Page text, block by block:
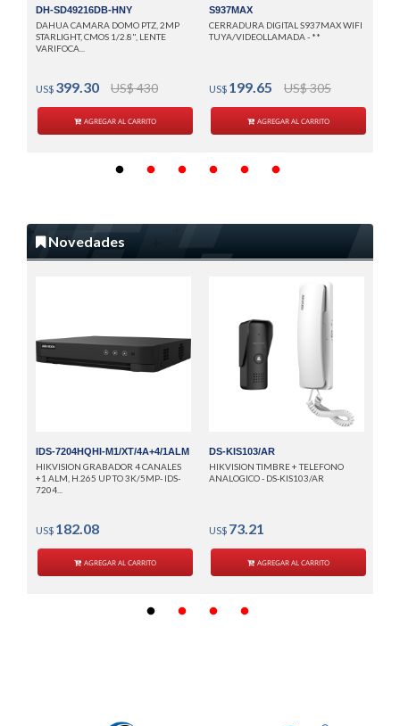
DH-SD49216DB-HNY
DAHUA CAMARA DOMO PTZ, 2MP
STARLIGHT, CMOS 1/2.8", LENTE
VARIFOCA...
US$ 399.30 US$ 430
AGREGAR AL CARRITO
S937MAX
CERRADURA DIGITAL S937MAX WIFI
TUYA/VIDEOLLAMADA - **
US$ 199.65 US$ 305
AGREGAR AL CARRITO
Novedades
IDS-7204HQHI-M1/XT/4A+4/1ALM
HIKVISION GRABADOR 4 CANALES
+1 ALM, H.265 UP TO 3K/5MP- IDS-
7204...
US$ 182.08
AGREGAR AL CARRITO
DS-KIS103/AR
HIKVISION TIMBRE + TELEFONO
ANALOGICO - DS-KIS103/AR
US$ 73.21
AGREGAR AL CARRITO